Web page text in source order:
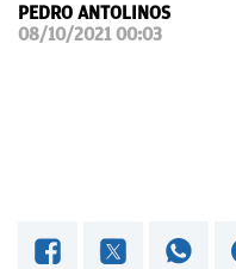
PEDRO ANTOLINOS
08/10/2021 00:03